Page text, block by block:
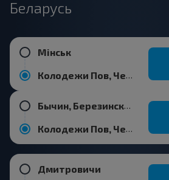
Беларусь
Мінськ
Колодежи Пов, Червенский р-н МИНСКАЯ ОБЛ. Беларусь
Бычин, Березинский р-н МИНСКАЯ ОБЛ.
Колодежи Пов, Червенский р-н МИНСКАЯ ОБЛ. Беларусь
Дмитровичи